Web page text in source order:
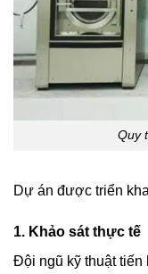
Quy
Dự án được triển
1. Khảo sát thực tế
Đội ngũ kỹ thuật tiến